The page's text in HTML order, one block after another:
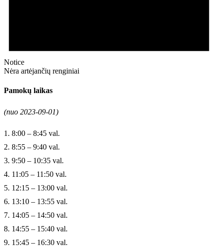
Notice
Nėra artėjančių renginiai
Pamokų laikas
(nuo 2023-09-01)
1. 8:00 – 8:45 val.
2. 8:55 – 9:40 val.
3. 9:50 – 10:35 val.
4. 11:05 – 11:50 val.
5. 12:15 – 13:00 val.
6. 13:10 – 13:55 val.
7. 14:05 – 14:50 val.
8. 14:55 – 15:40 val.
9. 15:45 – 16:30 val.